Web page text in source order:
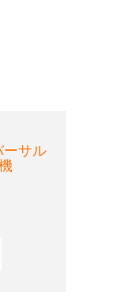
ーサル